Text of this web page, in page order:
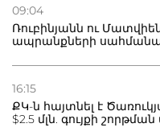
09:04
Ռուբինյանն ու
ապրանքների
16:15
ՔԿ-ն հայտնել է
$2.5 մլն. գույքի